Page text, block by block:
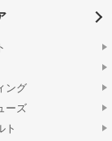
ング
ーズ
ト